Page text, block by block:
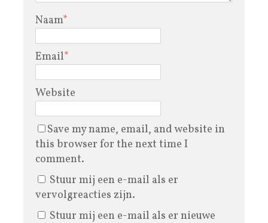
Naam*
Email*
Website
Save my name, email, and website in
this browser for the next time I
comment.
Stuur mij een e-mail als er
vervolgreacties zijn.
Stuur mij een e-mail als er nieuwe